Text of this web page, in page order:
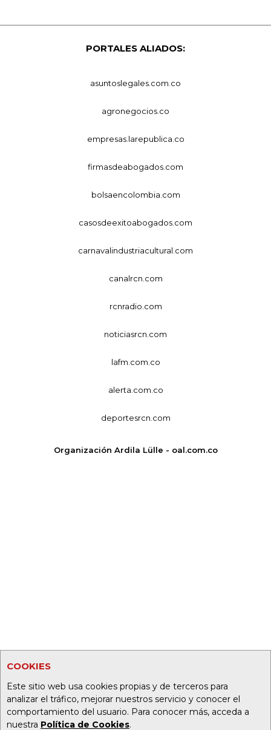
COOKIES
Este sitio web usa cookies propias y de terceros para
analizar el tráfico, mejorar nuestros servicio y conocer el
comportamiento del usuario. Para conocer más, acceda a
nuestra Política de Cookies.
PORTALES ALIADOS:
asuntoslegales.com.co
agronegocios.co
empresas.larepublica.co
firmasdeabogados.com
bolsaencolombia.com
casosdeexitoabogados.com
carnavalindustriacultural.com
canalrcn.com
rcnradio.com
noticiasrcn.com
lafm.com.co
alerta.com.co
deportesrcn.com
Organización Ardila Lülle - oal.com.co